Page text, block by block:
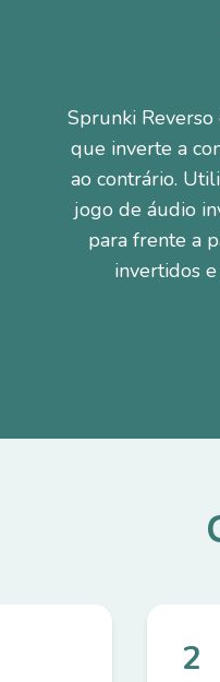
Sprunki
que inverte a
ao contrário.
jogo de áudio
para frente a
invertidos
2